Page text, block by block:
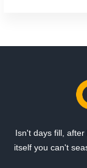
Isn't days fill,
itself you can't